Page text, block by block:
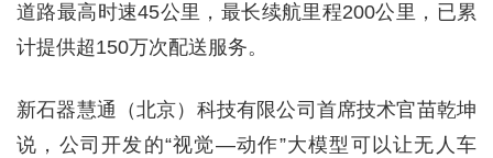
道路最高时速45公里，最长续航里程200公里，已累
计提供超150万次配送服务。
新石器慧通（北京）科技有限公司首席技术官苗乾坤
说，公司开发的“视觉—动作”大模型可以让无人车